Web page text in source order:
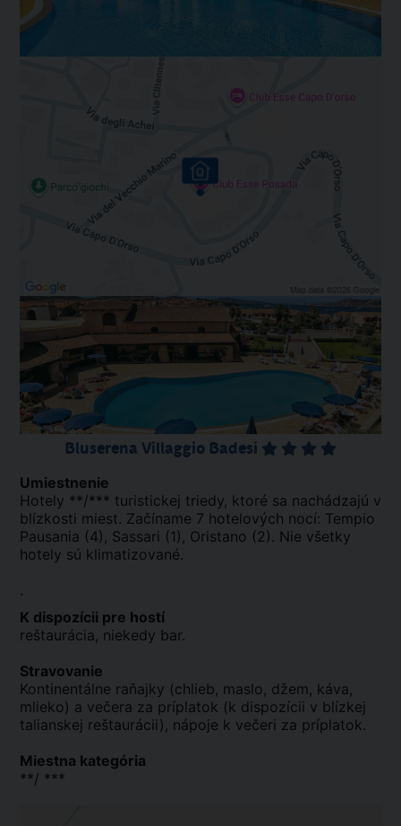
Bluserena Villaggio Badesi
Umiestnenie
Hotely **/*** turistickej triedy, ktoré sa nachádzajú v
blízkosti miest. Začíname 7 hotelových nocí: Tempio
Pausania (4), Sassari (1), Oristano (2). Nie všetky
hotely sú klimatizované.
.
K dispozícii pre hostí
reštaurácia, niekedy bar.
Stravovanie
Kontinentálne raňajky (chlieb, maslo, džem, káva,
mlieko) a večera za príplatok (k dispozícii v blízkej
talianskej reštaurácii), nápoje k večeri za príplatok.
Miestna kategória
**/ ***